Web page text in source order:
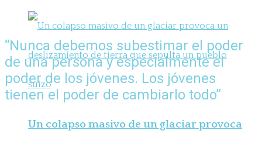
Un colapso masivo de un glaciar provoca
“Nunca debemos subestimar el poder
de una persona y especialmente el
poder de los jóvenes. Los jóvenes
tienen el poder de cambiarlo todo”